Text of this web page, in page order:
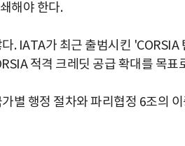
해야 한다.
. IATA가 최근 출범시킨
적격 크레딧 공급 확대를 목표
별 행정 절차와 파리협정 6조의